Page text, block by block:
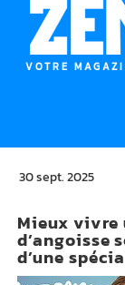
VOTRE
30 sept. 2025
Mieux vivre
d’angoisse
d’une